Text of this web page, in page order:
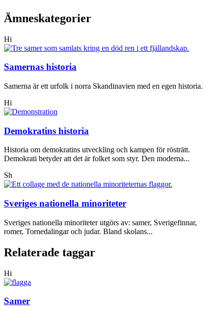
Ämneskategorier
Hi
Samernas historia
Samerna är ett urfolk i norra Skandinavien med en egen historia.
Hi
Demokratins historia
Historia om demokratins utveckling och kampen för rösträtt.
Demokrati betyder att det är folket som styr. Den moderna...
Sh
Sveriges nationella minoriteter
Sveriges nationella minoriteter utgörs av: samer, Sverigefinnar,
romer, Tornedalingar och judar. Bland skolans...
Relaterade taggar
Hi
Samer